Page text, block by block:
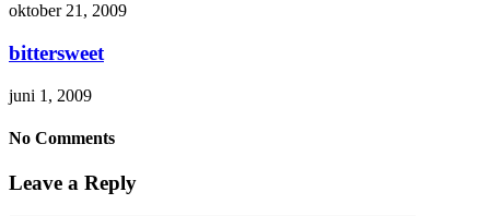
oktober 21, 2009
bittersweet
juni 1, 2009
No Comments
Leave a Reply